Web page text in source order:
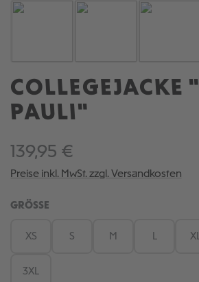
COLLEGEJACKE
PAULI"
139,95 €
Preise inkl. MwSt. zzgl. Versandkosten
GRÖSSE
XS S M XL
3XL